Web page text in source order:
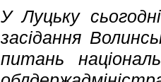
У Луцьку
засідання
питань